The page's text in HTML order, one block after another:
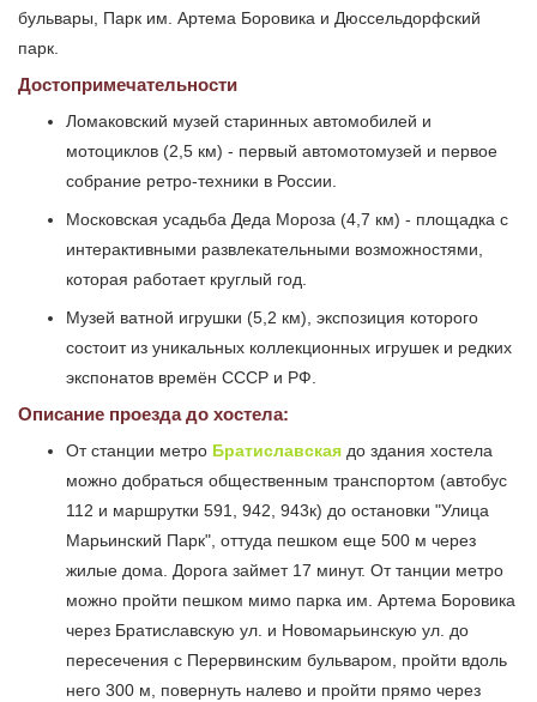
бульвары, Парк им. Артема Боровика и Дюссельдорфский
парк.
Достопримечательности
Ломаковский музей старинных автомобилей и
мотоциклов (2,5 км) - первый автомотомузей и первое
собрание ретро-техники в России.
Московская усадьба Деда Мороза (4,7 км) - площадка с
интерактивными развлекательными возможностями,
которая работает круглый год.
Музей ватной игрушки (5,2 км), экспозиция которого
состоит из уникальных коллекционных игрушек и редких
экспонатов времён СССР и РФ.
Описание проезда до хостела:
От станции метро Братиславская до здания хостела
можно добраться общественным транспортом (автобус
112 и маршрутки 591, 942, 943к) до остановки "Улица
Марьинский Парк", оттуда пешком еще 500 м через
жилые дома. Дорога займет 17 минут. От танции метро
можно пройти пешком мимо парка им. Артема Боровика
через Братиславскую ул. и Новомарьинскую ул. до
пересечения с Перервинским бульваром, пройти вдоль
него 300 м, повернуть налево и пройти прямо через